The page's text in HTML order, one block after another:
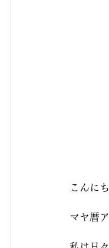
こんにち
マヤ暦